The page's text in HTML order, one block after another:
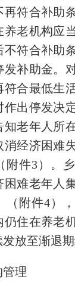
再符合补助
养老机构应
不符合补助
发补助金。
符合最低生
作出停发决
知老年人所
消经济困难
附件3）。
困难老年人
（附件4）
仍住在养老
放至渐退期
理